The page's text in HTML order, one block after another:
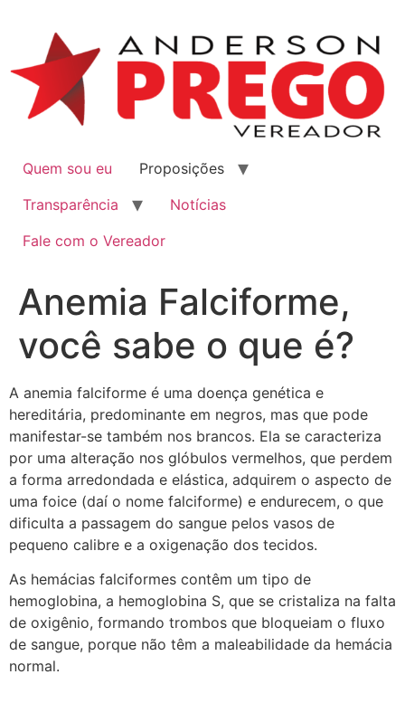
Quem sou eu
Proposições
Transparência
Notícias
Fale com o Vereador
Anemia Falciforme,
você sabe o que é?
A anemia falciforme é uma doença genética e
hereditária, predominante em negros, mas que pode
manifestar-se também nos brancos. Ela se caracteriza
por uma alteração nos glóbulos vermelhos, que perdem
a forma arredondada e elástica, adquirem o aspecto de
uma foice (daí o nome falciforme) e endurecem, o que
dificulta a passagem do sangue pelos vasos de
pequeno calibre e a oxigenação dos tecidos.
As hemácias falciformes contêm um tipo de
hemoglobina, a hemoglobina S, que se cristaliza na falta
de oxigênio, formando trombos que bloqueiam o fluxo
de sangue, porque não têm a maleabilidade da hemácia
normal.